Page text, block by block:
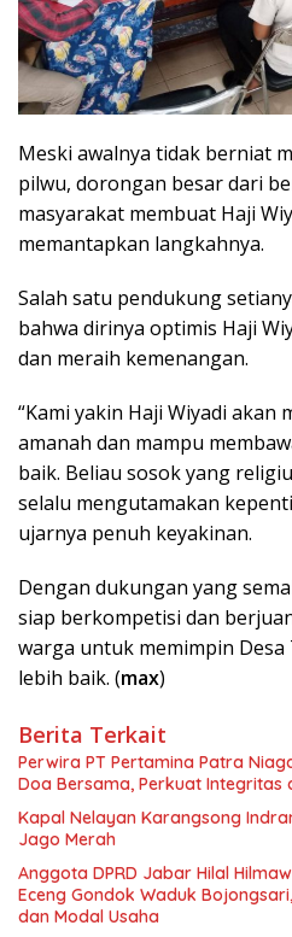
Meski awalnya tidak berniat
pilwu, dorongan besar dari
masyarakat membuat Haji
memantapkan langkahnya.
Salah satu pendukung
bahwa dirinya optimis Haji
dan meraih kemenangan.
“Kami yakin Haji Wiyadi akan
amanah dan mampu
baik. Beliau sosok yang
selalu mengutamakan
ujarnya penuh keyakinan.
Dengan dukungan yang
siap berkompetisi dan
warga untuk memimpin
lebih baik. (max)
Berita Terkait
Perwira PT Pertamina Patra
Doa Bersama, Perkuat Integritas
Kapal Nelayan Karangsong
Jago Merah
Anggota DPRD Jabar Hilal
Eceng Gondok Waduk
dan Modal Usaha